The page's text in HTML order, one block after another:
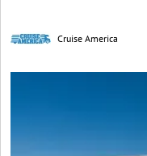
Cruise America